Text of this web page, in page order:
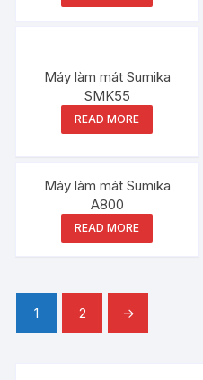
Máy làm mát Sumika
SMK55
READ MORE
Máy làm mát Sumika
A800
READ MORE
1 2 →